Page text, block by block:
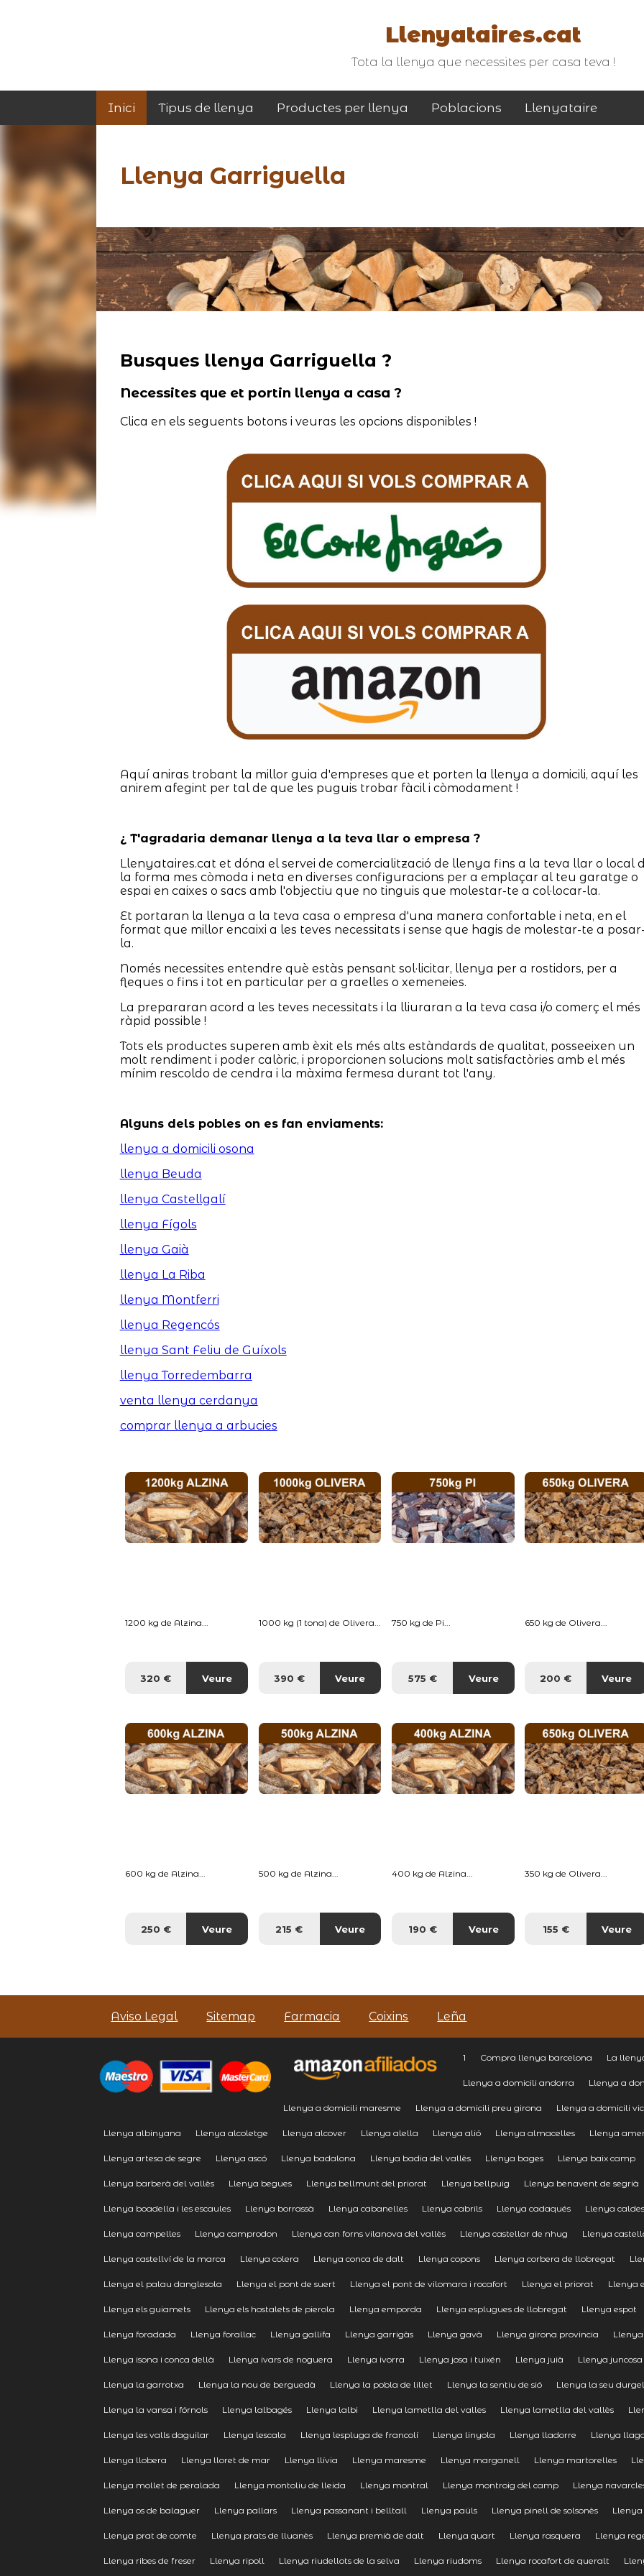
Llenyataires.cat
Tota la llenya que necessites per casa teva !
Inici Tipus de llenya Productes per llenya Poblacions Llenyataire
Llenya Garriguella
Busques llenya Garriguella ?
Necessites que et portin llenya a casa ?
Clica en els seguents botons i veuras les opcions disponibles !
Aquí aniras trobant la millor guia d'empreses que et porten la llenya a domicili, aquí les
anirem afegint per tal de que les puguis trobar fàcil i còmodament !
¿ T'agradaria demanar llenya a la teva llar o empresa ?
Llenyataires.cat et dóna el servei de comercialització de llenya fins a la teva llar o local
la forma mes còmoda i neta en diverses configuracions per a emplaçar al teu garatge o
espai en caixes o sacs amb l'objectiu que no tinguis que molestar-te a col·locar-la.
Et portaran la llenya a la teva casa o empresa d'una manera confortable i neta, en el
format que millor encaixi a les teves necessitats i sense que hagis de molestar-te a
la.
Només necessites entendre què estàs pensant sol·licitar, llenya per a rostidors, per a
fleques o fins i tot en particular per a graelles o xemeneies.
La prepararan acord a les teves necessitats i la lliuraran a la teva casa i/o comerç el més
ràpid possible !
Tots els productes superen amb èxit els més alts estàndards de qualitat, posseeixen un
molt rendiment i poder calòric, i proporcionen solucions molt satisfactòries amb el més
mínim rescoldo de cendra i la màxima fermesa durant tot l'any.
Alguns dels pobles on es fan enviaments:
llenya a domicili osona
llenya Beuda
llenya Castellgalí
llenya Fígols
llenya Gaià
llenya La Riba
llenya Montferri
llenya Regencós
llenya Sant Feliu de Guíxols
llenya Torredembarra
venta llenya cerdanya
comprar llenya a arbucies
1200 kg de Alzina...
320 € Veure
1000 kg (1 tona) de Olivera...
390 € Veure
750 kg de Pi...
575 € Veure
650 kg de Olivera...
200 € Veure
600 kg de Alzina...
250 € Veure
500 kg de Alzina...
215 € Veure
400 kg de Alzina...
190 € Veure
350 kg de Olivera...
155 € Veure
Aviso Legal Sitemap Farmacia Coixins Leña
1 Compra llenya barcelona La
Llenya a domicili andorra Llenya a
Llenya a domicili maresme Llenya a domicili preu girona Llenya a domicili vic
Llenya albinyana Llenya alcoletge Llenya alcover Llenya alella Llenya alió Llenya almacelles Llenya
Llenya artesa de segre Llenya ascó Llenya badalona Llenya badia del vallès Llenya bages Llenya baix camp
Llenya barberà del vallès Llenya begues Llenya bellmunt del priorat Llenya bellpuig Llenya benavent de segrià
Llenya boadella i les escaules Llenya borrassà Llenya cabanelles Llenya cabrils Llenya cadaqués Llenya
Llenya campelles Llenya camprodon Llenya can forns vilanova del vallès Llenya castellar de nhug Llenya
Llenya castellví de la marca Llenya colera Llenya conca de dalt Llenya copons Llenya corbera de llobregat
Llenya el palau danglesola Llenya el pont de suert Llenya el pont de vilomara i rocafort Llenya el priorat Llenya
Llenya els guiamets Llenya els hostalets de pierola Llenya emporda Llenya esplugues de llobregat Llenya espot
Llenya foradada Llenya forallac Llenya gallifa Llenya garrigàs Llenya gavà Llenya girona provincia
Llenya isona i conca dellà Llenya ivars de noguera Llenya ivorra Llenya josa i tuixén Llenya juià Llenya juncosa
Llenya la garrotxa Llenya la nou de berguedà Llenya la pobla de lillet Llenya la sentiu de sió Llenya la seu
Llenya la vansa i fórnols Llenya lalbagés Llenya lalbi Llenya lametlla del valles Llenya lametlla del vallès
Llenya les valls daguilar Llenya lescala Llenya lespluga de francolí Llenya linyola Llenya lladorre Llenya
Llenya llobera Llenya lloret de mar Llenya llívia Llenya maresme Llenya marganell Llenya martorelles
Llenya mollet de peralada Llenya montoliu de lleida Llenya montral Llenya montroig del camp Llenya
Llenya os de balaguer Llenya pallars Llenya passanant i belltall Llenya paüls Llenya pinell de solsonès Llenya
Llenya prat de comte Llenya prats de lluanès Llenya premià de dalt Llenya quart Llenya rasquera Llenya
Llenya ribes de freser Llenya ripoll Llenya riudellots de la selva Llenya riudoms Llenya rocafort de queralt